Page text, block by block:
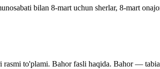
bilan 8-mart uchun sherlar, 8-mart
rasmi to'plami. Bahor fasli haqida. Bahor —